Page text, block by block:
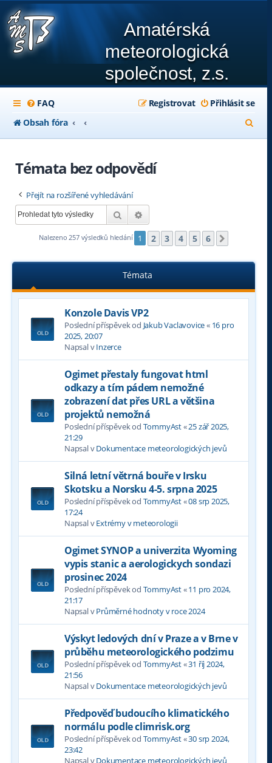
Amatérská
meteorologická
společnost, z.s.
FAQ Přihlásit se
Registrovat
Obsah fóra
l
Témata bez odpovědí
Přejít na rozšířené vyhledávání
Hledat
Nalezeno 257 výsledků hledání 1 2 3 4 5 6
Témata
Konzole Davis VP2
Poslední příspěvek od Jakub Vaclavovice« 16 pro
2025, 20:07
Napsal vInzerce
Ogimet přestaly fungovat html
odkazy a tím pádem nemožné
zobrazení dat přes URL a většina
projektů nemožná
Poslední příspěvek od TommyAst«25 zář 2025,
21:29
Napsal vDokumentace meteorologických jevů
Silná letní větrná bouře v Irsku
Skotsku a Norsku 4-5. srpna 2025
Poslední příspěvek od TommyAst«08 srp 2025,
17:24
Napsal vExtrémy v meteorologii
Ogimet SYNOP a univerzita Wyoming
vypis stanic a aerologickych sondazi
prosinec 2024
Poslední příspěvek od TommyAst«11 pro 2024,
21:17
Napsal vPrůměrné hodnoty v roce 2024
Výskyt ledových dní v Praze a v Brne v
průběhu meteorologického podzimu
Poslední příspěvek od TommyAst«31 říj 2024,
21:56
Napsal vDokumentace meteorologických jevů
Předpověď budoucího klimatického
normálu podle climrisk.org
Poslední příspěvek od TommyAst«30 srp 2024,
23:42
Napsal vDokumentace meteorologických jevů